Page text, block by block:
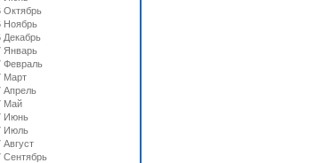
Октябрь
Ноябрь
Декабрь
Январь
Февраль
Март
Апрель
Май
Июнь
Июль
Август
Сентябрь